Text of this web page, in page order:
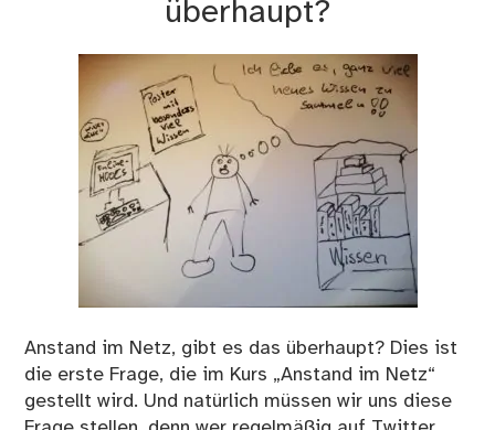
überhaupt?
Anstand im Netz, gibt es das überhaupt? Dies ist
die erste Frage, die im Kurs „Anstand im Netz“
gestellt wird. Und natürlich müssen wir uns diese